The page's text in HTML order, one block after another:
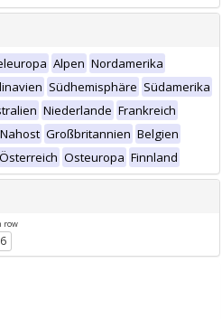
Alpen Nordamerika
Südhemisphäre Südamerika
Niederlande Frankreich
Großbritannien Belgien
Österreich Osteuropa Finnland
row
6